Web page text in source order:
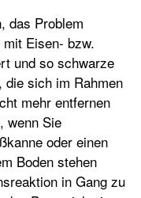
das Problem
Eisen- bzw.
und so schwarze
die sich im Rahmen
mehr entfernen
wenn Sie
oder einen
Boden stehen
in Gang zu